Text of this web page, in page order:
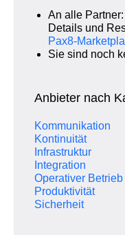
An alle
Details und
Sie sind noch
Anbieter nach
Kommunikation
Kontinuität
Infrastruktur
Integration
Operativer Betrieb
Produktivität
Sicherheit